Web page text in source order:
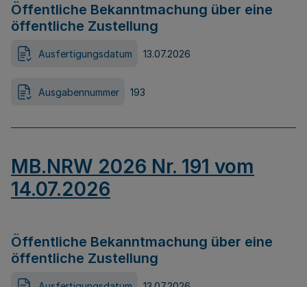
Öffentliche Bekanntmachung über eine
öffentliche Zustellung
Ausfertigungsdatum 13.07.2026
Ausgabennummer 193
MB.NRW 2026 Nr. 191 vom
14.07.2026
Öffentliche Bekanntmachung über eine
öffentliche Zustellung